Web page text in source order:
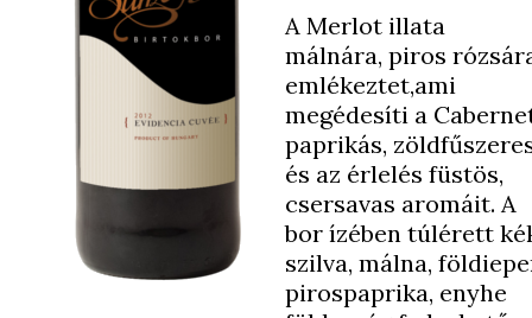
A Merlot illata
málnára, piros
emlékeztet,ami
megédesíti a
paprikás,
és az érlelés füstös,
csersavas aromáit. A
bor ízében túlérett
szilva, málna,
pirospaprika, enyhe